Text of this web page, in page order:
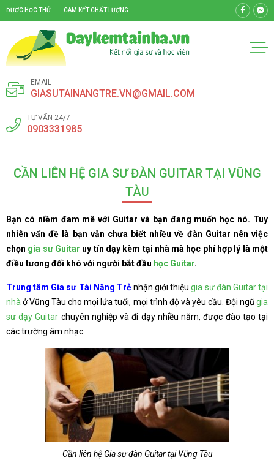
ĐƯỢC HỌC THỬ CAM KẾT CHẤT LƯỢNG
EMAIL
GIASUTAINANGTRE.VN@GMAIL.COM
TƯ VẤN 24/7
0903331985
CẦN LIÊN HỆ GIA SƯ ĐÀN GUITAR TẠI VŨNG
TÀU
Bạn có niềm đam mê với Guitar và bạn đang muốn học nó. Tuy
nhiên vấn đề là bạn vẫn chưa biết nhiều về đàn Guitar nên việc
chọn gia sư Guitar uy tín dạy kèm tại nhà mà học phí hợp lý là một
điều tương đối khó với người bắt đầu học Guitar.
Trung tâm Gia sư Tài Năng Trẻnhận giới thiệugia sư đàn Guitar tại
nhà ở Vũng Tàu cho mọi lứa tuổi, mọi trình độ và yêu cầu. Đội ngũ gia
sư dạy Guitar chuyên nghiệp và đi dạy nhiều năm, được đào tạo tại
các trường âm nhạc .
Cần liên hệ Gia sư đàn Guitar tại Vũng Tàu